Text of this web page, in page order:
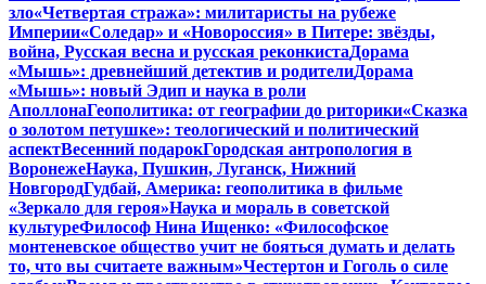
зло«Четвертая стража»: милитаристы на рубеже
Империи«Соледар» и «Новороссия» в Питере: звёзды,
война, Русская весна и русская реконкистаДорама
«Мышь»: древнейший детектив и родителиДорама
«Мышь»: новый Эдип и наука в роли
АполлонаГеополитика: от географии до риторики«Сказка
о золотом петушке»: теологический и политический
аспектВесенний подарокГородская антропология в
ВоронежеНаука, Пушкин, Луганск, Нижний
НовгородГудбай, Америка: геополитика в фильме
«Зеркало для героя»Наука и мораль в советской
культуреФилософ Нина Ищенко: «Философское
монтеневское общество учит не бояться думать и делать
то, что вы считаете важным»Честертон и Гоголь о силе